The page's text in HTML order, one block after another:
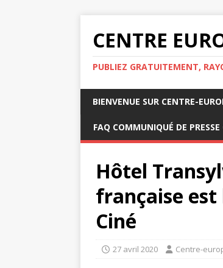
CENTRE
PUBLIEZ GRATUITEMENT,
BIENVENUE SUR CENTRE-
FAQ COMMUNIQUÉ DE
Hôtel
française est
Ciné
27 avril 2020 Centre-